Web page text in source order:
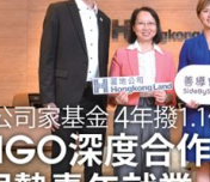
功建立超过3,700间
名教育工作者及社福专业
推行，有赖香港
及各合作机构之
別协作之最佳见